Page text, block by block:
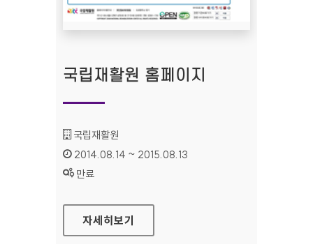
국립재활원 홈페이지
기관명 :
국립재활원
인증기간 :
2014.08.14 ~ 2015.08.13
상태 :
만료
국립재활원 홈페이지
자세히보기